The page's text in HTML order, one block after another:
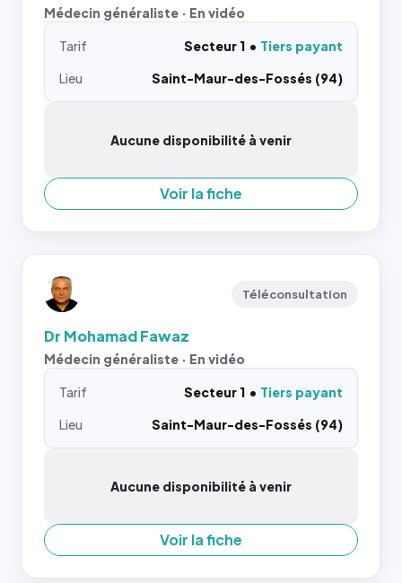
Médecin généraliste · En vidéo
Tarif Secteur 1
Tiers payant
Lieu
Saint-Maur-des-Fossés (94)
Aucune disponibilité à venir
Voir la fiche
Téléconsultation
Dr Mohamad Fawaz
Médecin généraliste · En vidéo
Tarif Secteur 1
Tiers payant
Lieu
Saint-Maur-des-Fossés (94)
Aucune disponibilité à venir
Voir la fiche